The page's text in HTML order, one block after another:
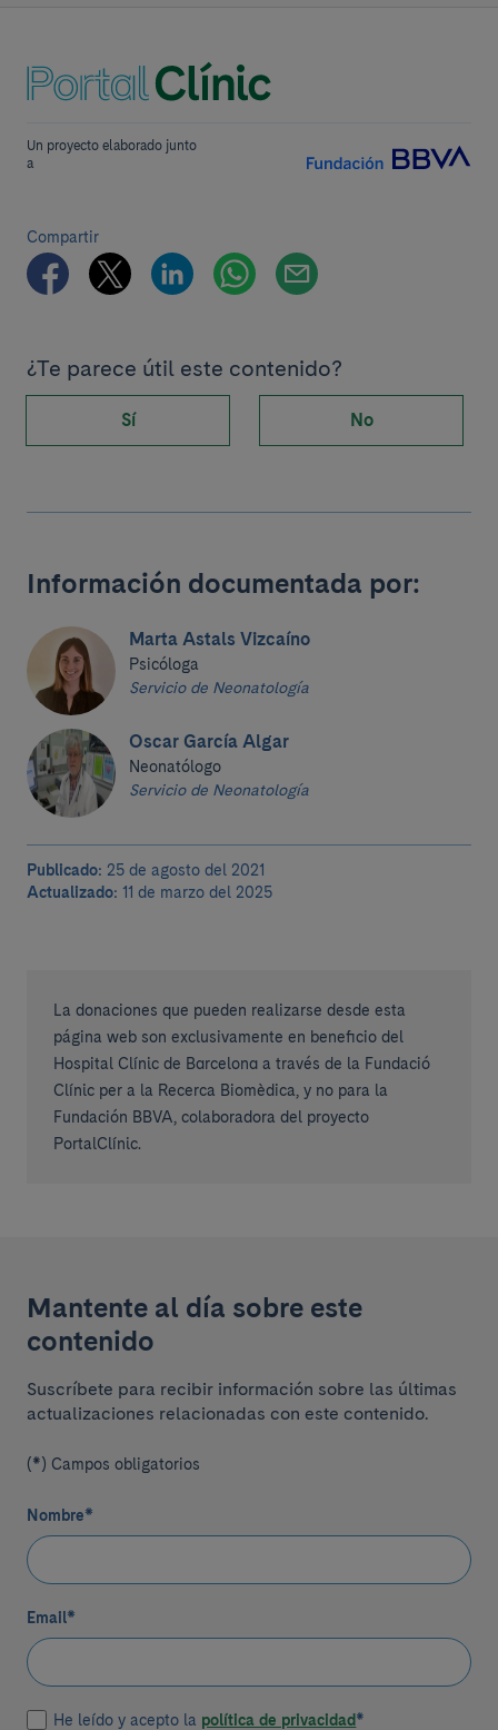
Un proyecto elaborado junto
a
Compartir
¿Te parece útil este contenido?
Sí No
Información documentada por:
Marta Astals Vizcaíno
Psicóloga
Servicio de Neonatología
Oscar García Algar
Neonatólogo
Servicio de Neonatología
Publicado: 25 de agosto del 2021
Actualizado: 11 de marzo del 2025
La donaciones que pueden realizarse desde esta
página web son exclusivamente en beneficio del
Hospital Clínic de Barcelona a través de la Fundació
Clínic per a la Recerca Biomèdica, y no para la
Fundación BBVA, colaboradora del proyecto
PortalClínic.
Mantente al día sobre este
contenido
Suscríbete para recibir información sobre las últimas
actualizaciones relacionadas con este contenido.
(*) Campos obligatorios
Nombre*
Email*
He leído y acepto la política de privacidad*